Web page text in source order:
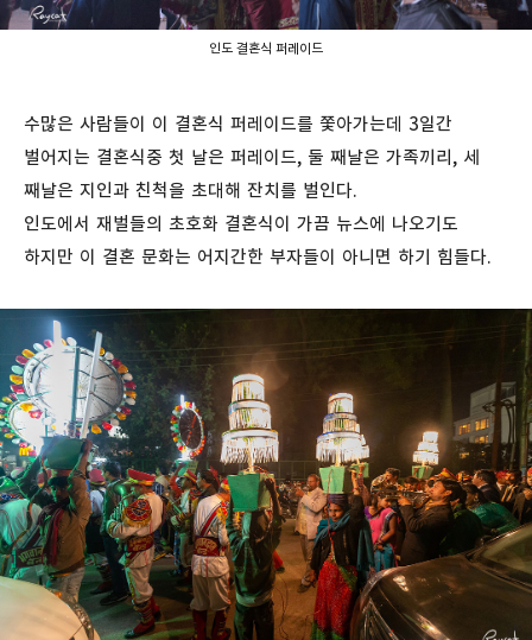
인도 결혼식 퍼레이드
수많은 사람들이 이 결혼식 퍼레이드를 쫓아가는데 3일간
벌어지는 결혼식중 첫 날은 퍼레이드, 둘 째날은 가족끼리, 세
째날은 지인과 친척을 초대해 잔치를 벌인다.
인도에서 재벌들의 초호화 결혼식이 가끔 뉴스에 나오기도
하지만 이 결혼 문화는 어지간한 부자들이 아니면 하기 힘들다.